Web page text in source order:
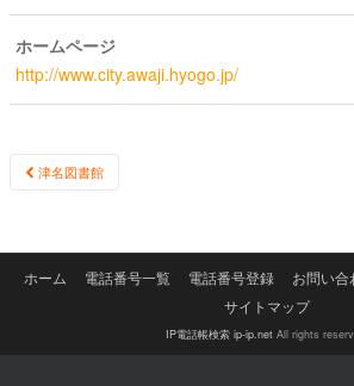
ホームページ
http://www.city.awaji.hyogo.jp/
Post
津名図書館
ホーム 電話番号一覧 電話番号登録 お問い合
サイトマップ
IP電話帳検索 ip-ip.netAll rights